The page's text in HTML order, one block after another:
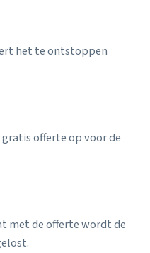
het te ontstoppen
offerte op voor de
met de offerte wordt de